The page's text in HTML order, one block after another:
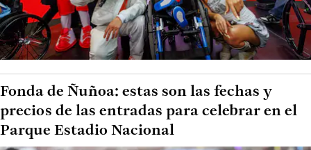
Fonda de Ñuñoa: estas son las fechas y
precios de las entradas para celebrar en el
Parque Estadio Nacional